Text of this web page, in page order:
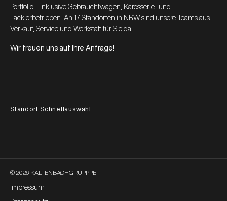
Portfolio – inklusive Gebrauchtwagen, Karosserie- und
Lackierbetrieben. An 17 Standorten in NRW sind unsere Teams aus
Verkauf, Service und Werkstatt für Sie da.
Wir freuen uns auf Ihre Anfrage!
Standort Schnellauswahl
© 2026 KALTENBACHGRUPPPE
Impressum